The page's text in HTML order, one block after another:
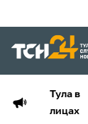
Тула в
лицах